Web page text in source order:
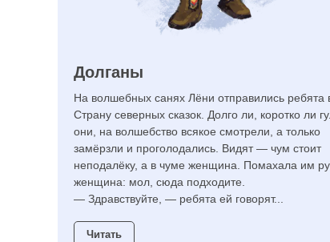
Долганы
На волшебных санях Лёни отправились ребята
Страну северных сказок. Долго ли, коротко ли
они, на волшебство всякое смотрели, а только
замёрзли и проголодались. Видят — чум стоит
неподалёку, а в чуме женщина. Помахала им
женщина: мол, сюда подходите.
— Здравствуйте, — ребята ей говорят...
Читать